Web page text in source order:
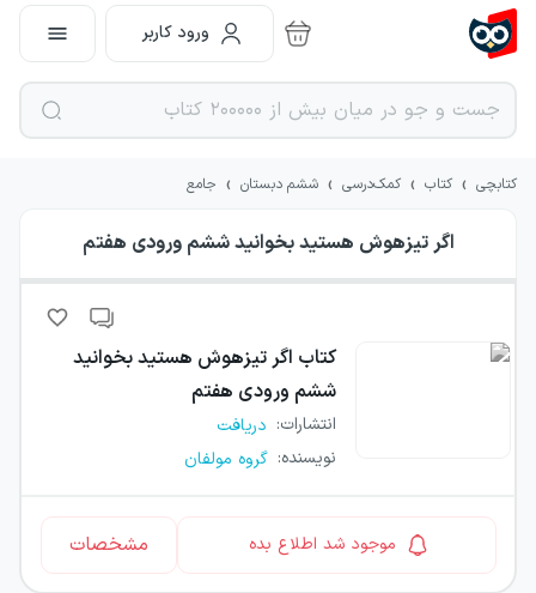
ورود کاربر
کتابچی › کتاب › کمک‌درسی › ششم دبستان › جامع
اگر تیزهوش هستید بخوانید ششم ورودی هفتم
کتاب اگر تیزهوش هستید بخوانید
ششم ورودی هفتم
انتشارات: دریافت
نویسنده: گروه مولفان
موجود شد اطلاع بده مشخصات